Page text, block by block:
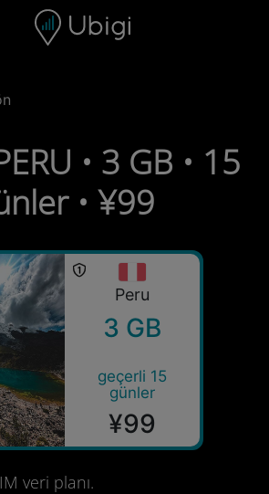
çubuğu Alt bilgi
• 3 GB • 15
• ¥99
Peru
3 GB
geçerli 15
günler
¥99
veri planı.